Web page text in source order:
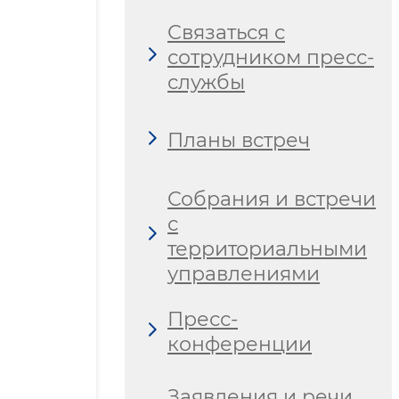
Связаться с
сотрудником пресс-
службы
Планы встреч
Собрания и встречи
с
территориальными
управлениями
Пресс-
конференции